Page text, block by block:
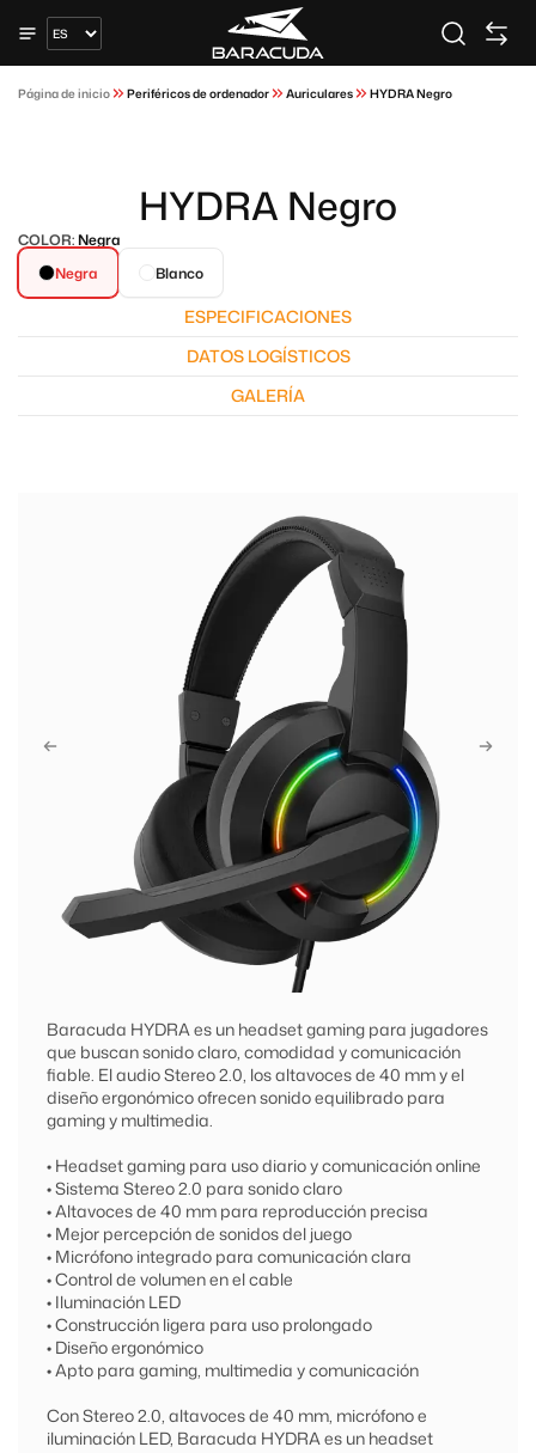
Página de inicio Periféricos de ordenador Auriculares HYDRA Negro
HYDRA Negro
COLOR:Negra
Negra
Blanco
ESPECIFICACIONES
DATOS LOGÍSTICOS
GALERÍA
Baracuda HYDRA es un headset gaming para jugadores
que buscan sonido claro, comodidad y comunicación
fiable. El audio Stereo 2.0, los altavoces de 40 mm y el
diseño ergonómico ofrecen sonido equilibrado para
gaming y multimedia.
• Headset gaming para uso diario y comunicación online
• Sistema Stereo 2.0 para sonido claro
• Altavoces de 40 mm para reproducción precisa
• Mejor percepción de sonidos del juego
• Micrófono integrado para comunicación clara
• Control de volumen en el cable
• Iluminación LED
• Construcción ligera para uso prolongado
• Diseño ergonómico
• Apto para gaming, multimedia y comunicación
Con Stereo 2.0, altavoces de 40 mm, micrófono e
iluminación LED, Baracuda HYDRA es un headset